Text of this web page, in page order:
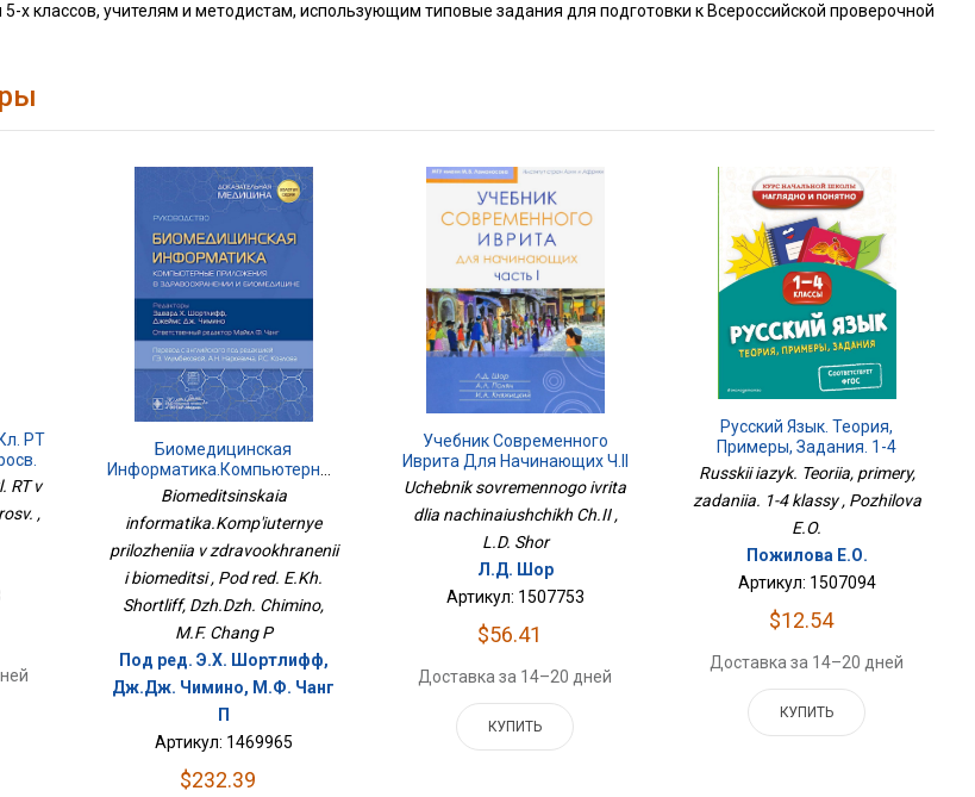
х классов, учителям и методистам, использующим типовые задания для подготовки к Всероссийской проверочной
РТ
RT v
,
Биомедицинская
Информатика.Компьютерные
Приложения В
Биомедици
Biomeditsinskaia
informatika.Komp'iuternye
prilozheniia v zdravookhranenii
i biomeditsi , Pod red. E.Kh.
Shortliff, Dzh.Dzh. Chimino,
M.F. Chang P
Под ред. Э.Х. Шортлифф,
Дж.Дж. Чимино, М.Ф. Чанг
П
Артикул: 1469965
$232.39
Учебник Современного
Иврита Для Начинающих Ч.II
Uchebnik sovremennogo ivrita
dlia nachinaiushchikh Ch.II ,
L.D. Shor
Л.Д. Шор
Артикул: 1507753
$56.41
Доставка за 14–20 дней
КУПИТЬ
Русский Язык. Теория,
Примеры, Задания. 1-4
Классы
Russkii iazyk. Teoriia, primery,
zadaniia. 1-4 klassy , Pozhilova
E.O.
Пожилова Е.О.
Артикул: 1507094
$12.54
Доставка за 14–20 дней
КУПИТЬ